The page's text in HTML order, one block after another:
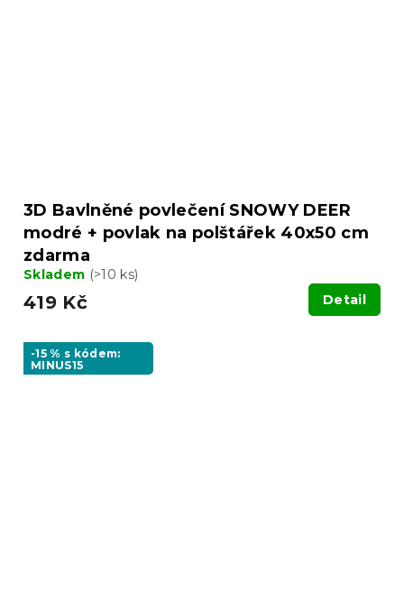
3D Bavlněné povlečení SNOWY DEER
modré + povlak na polštářek 40x50 cm
zdarma
Skladem (>10 ks)
419 Kč Detail
-15 % s kódem:
MINUS15